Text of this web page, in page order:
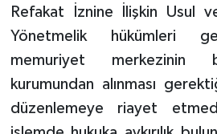
Refakat İznine İlişkin Usul
Yönetmelik hükümleri
memuriyet merkezinin
kurumundan alınması
düzenlemeye riayet